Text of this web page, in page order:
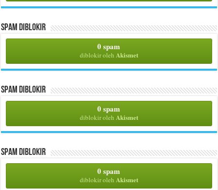
Spam Diblokir
0 spam
diblokir oleh Akismet
Spam Diblokir
0 spam
diblokir oleh Akismet
Spam Diblokir
0 spam
diblokir oleh Akismet